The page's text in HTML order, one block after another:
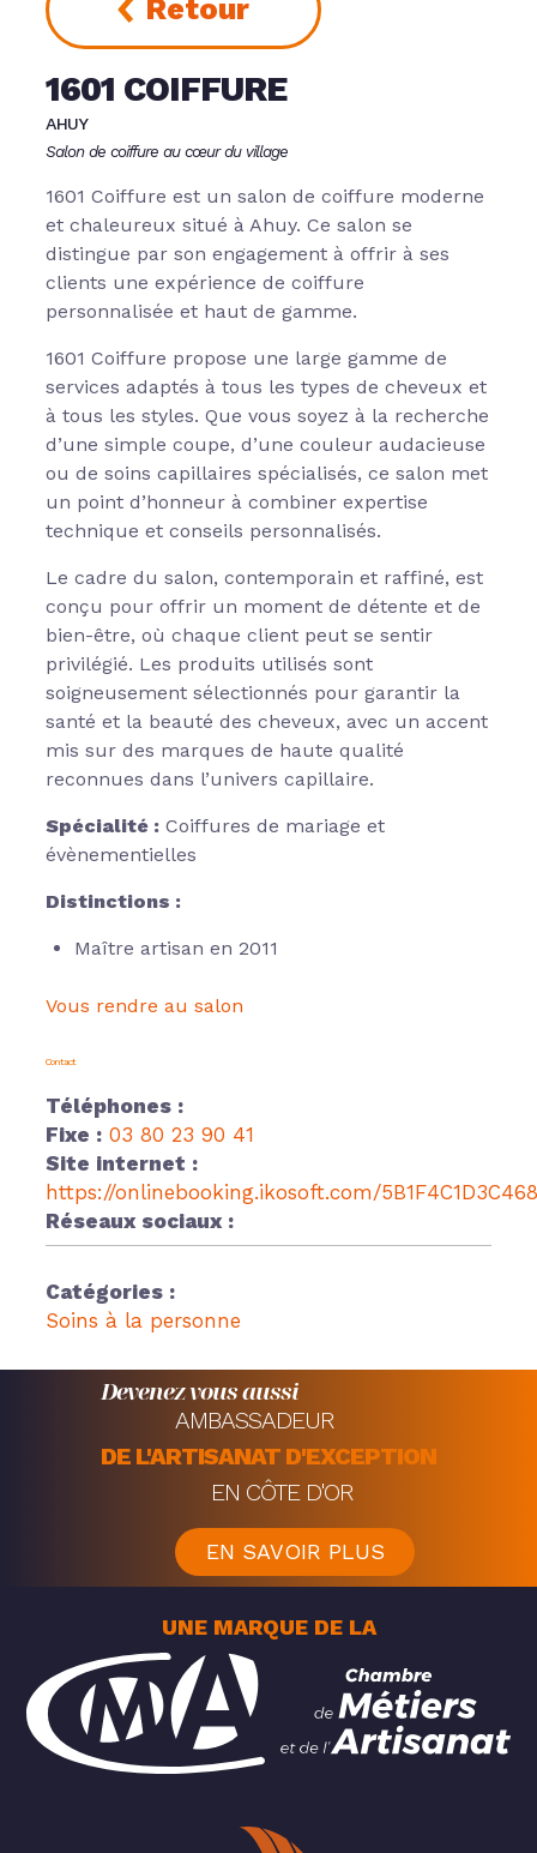
Retour
1601 COIFFURE
AHUY
Salon de coiffure au cœur du village
1601 Coiffure est un salon de coiffure moderne
et chaleureux situé à Ahuy. Ce salon se
distingue par son engagement à offrir à ses
clients une expérience de coiffure
personnalisée et haut de gamme.
1601 Coiffure propose une large gamme de
services adaptés à tous les types de cheveux et
à tous les styles. Que vous soyez à la recherche
d’une simple coupe, d’une couleur audacieuse
ou de soins capillaires spécialisés, ce salon met
un point d’honneur à combiner expertise
technique et conseils personnalisés.
Le cadre du salon, contemporain et raffiné, est
conçu pour offrir un moment de détente et de
bien-être, où chaque client peut se sentir
privilégié. Les produits utilisés sont
soigneusement sélectionnés pour garantir la
santé et la beauté des cheveux, avec un accent
mis sur des marques de haute qualité
reconnues dans l’univers capillaire.
Spécialité : Coiffures de mariage et
évènementielles
Distinctions :
Maître artisan en 2011
Vous rendre au salon
Contact
Téléphones :
Fixe : 03 80 23 90 41
Site internet :
https://onlinebooking.ikosoft.com/
Réseaux sociaux :
Catégories :
Soins à la personne
Devenez vous aussi
AMBASSADEUR
DE L'ARTISANAT D'EXCEPTION
EN CÔTE D'OR
EN SAVOIR PLUS
UNE MARQUE DE LA